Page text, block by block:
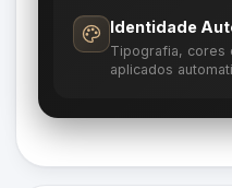
Identidade
Tipografia, cores
aplicados